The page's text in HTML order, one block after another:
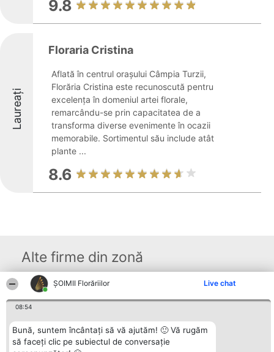
ȘOIMII Florăriilor Live chat
08:54
Bună, suntem încântați să vă ajutăm! 🙂 Vă rugăm
să faceți clic pe subiectul de conversație
9.8
Laureați
Floraria Cristina
Aflată în centrul orașului Câmpia Turzii,
Florăria Cristina este recunoscută pentru
excelența în domeniul artei florale,
remarcându-se prin capacitatea de a
transforma diverse evenimente în ocazii
memorabile. Sortimentul său include atât
plante ...
8.6
Alte firme din zonă
Organizator Ranking
BRIGHT SOLUTIONS BR SRL
Sc. A Et. 4 Ap. 13 Cod 061952
București
CUI 36737675
Plebiscyt
Reguli
Statut
Contact